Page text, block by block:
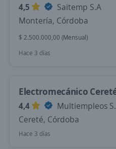
4,5
Saitemp S.A
Montería, Córdoba
$ 2.500.000,00 (Mensual)
Hace 3 días
Electromecánico
4,4
Multiempleos
Cereté, Córdoba
Hace 3 días